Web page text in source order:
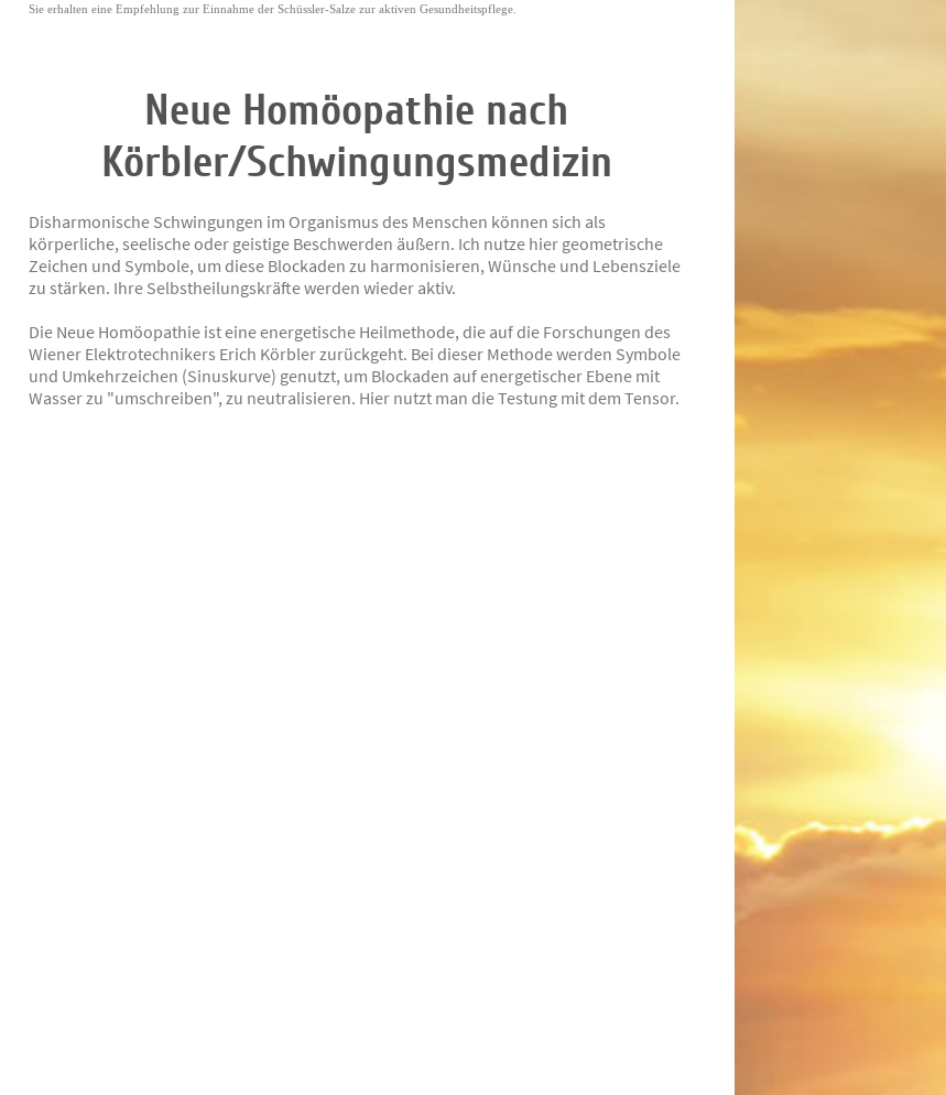
Sie erhalten eine Empfehlung zur Einnahme der Schüssler-Salze zur aktiven Gesundheitspflege.
Neue Homöopathie nach
Körbler/Schwingungsmedizin
Disharmonische Schwingungen im Organismus des Menschen können sich als
körperliche, seelische oder geistige Beschwerden äußern. Ich nutze hier geometrische
Zeichen und Symbole, um diese Blockaden zu harmonisieren, Wünsche und Lebensziele
zu stärken. Ihre Selbstheilungskräfte werden wieder aktiv.
Die Neue Homöopathie ist eine energetische Heilmethode, die auf die Forschungen des
Wiener Elektrotechnikers Erich Körbler zurückgeht. Bei dieser Methode werden Symbole
und Umkehrzeichen (Sinuskurve) genutzt, um Blockaden auf energetischer Ebene mit
Wasser zu "umschreiben", zu neutralisieren. Hier nutzt man die Testung mit dem Tensor.